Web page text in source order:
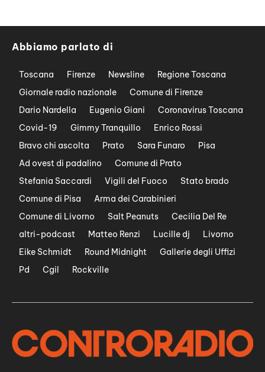
Abbiamo parlato di
Toscana Firenze Newsline
Regione Toscana
Giornale radio nazionale
Comune di Firenze
Dario Nardella
Eugenio Giani
Coronavirus Toscana
Covid-19
Gimmy Tranquillo
Enrico Rossi
Bravo chi ascolta
Prato Sara Funaro
Pisa
Ad ovest di padalino
Comune di Prato
Stefania Saccardi
Vigili del Fuoco
Stato brado
Comune di Pisa
Arma dei Carabinieri
Comune di Livorno
Salt Peanuts
Cecilia Del Re
altri-podcast
Matteo Renzi Lucille dj
Livorno
Eike Schmidt
Round Midnight
Gallerie degli Uffizi
Pd
Cgil Rockville